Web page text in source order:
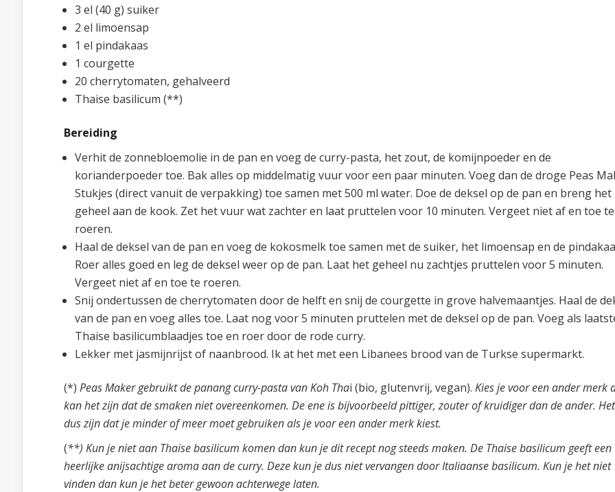
3 el (40 g) suiker
2 el limoensap
1 el pindakaas
1 courgette
20 cherrytomaten, gehalveerd
Thaise basilicum (**)
Bereiding
Verhit de zonnebloemolie in de pan en voeg de curry-pasta, het zout, de komijnpoeder en de
korianderpoeder toe. Bak alles op middelmatig vuur voor een paar minuten. Voeg dan de droge Peas
Stukjes (direct vanuit de verpakking) toe samen met 500 ml water. Doe de deksel op de pan en breng het
geheel aan de kook. Zet het vuur wat zachter en laat pruttelen voor 10 minuten. Vergeet niet af en toe te
roeren.
Haal de deksel van de pan en voeg de kokosmelk toe samen met de suiker, het limoensap en de
Roer alles goed en leg de deksel weer op de pan. Laat het geheel nu zachtjes pruttelen voor 5 minuten.
Vergeet niet af en toe te roeren.
Snij ondertussen de cherrytomaten door de helft en snij de courgette in grove halvemaantjes. Haal de
van de pan en voeg alles toe. Laat nog voor 5 minuten pruttelen met de deksel op de pan. Voeg als
Thaise basilicumblaadjes toe en roer door de rode curry.
Lekker met jasmijnrijst of naanbrood. Ik at het met een Libanees brood van de Turkse supermarkt.
(*) Peas Maker gebruikt de panang curry-pasta van Koh Thai (bio, glutenvrij, vegan). Kies je voor een ander merk
kan het zijn dat de smaken niet overeenkomen. De ene is bijvoorbeeld pittiger, zouter of kruidiger dan de ander.
dus zijn dat je minder of meer moet gebruiken als je voor een ander merk kiest.
(**) Kun je niet aan Thaise basilicum komen dan kun je dit recept nog steeds maken. De Thaise basilicum geeft een
heerlijke anijsachtige aroma aan de curry. Deze kun je dus niet vervangen door Italiaanse basilicum. Kun je het niet
vinden dan kun je het beter gewoon achterwege laten.